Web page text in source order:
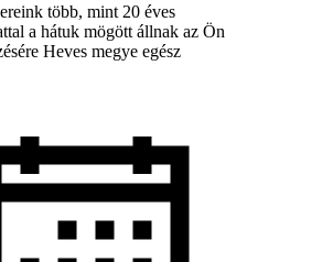
több, mint 20 éves
a hátuk mögött állnak az Ön
Heves megye egész